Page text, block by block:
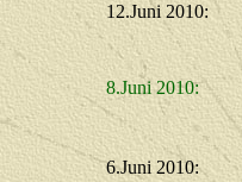
12.Juni 2010:
8.Juni 2010:
6.Juni 2010: